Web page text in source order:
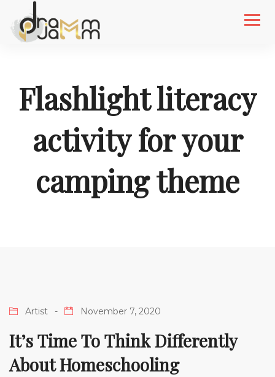
Flashlight literacy
activity for your
camping theme
Artist November 7, 2020
It’s Time To Think Differently
About Homeschooling